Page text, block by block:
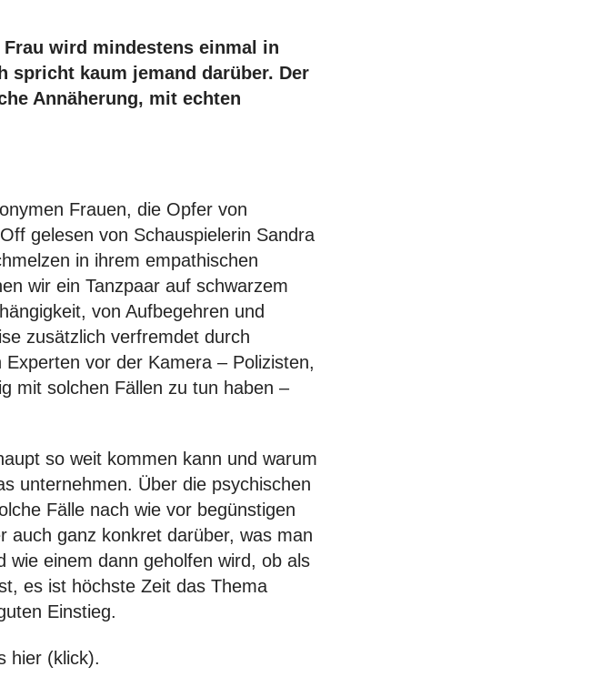
wird mindestens einmal in
spricht kaum jemand darüber. Der
Annäherung, mit echten
Frauen, die Opfer von
gelesen von Schauspielerin Sandra
in ihrem empathischen
wir ein Tanzpaar auf schwarzem
von Aufbegehren und
zusätzlich verfremdet durch
vor der Kamera – Polizisten,
mit solchen Fällen zu tun haben –
so weit kommen kann und warum
unternehmen. Über die psychischen
Fälle nach wie vor begünstigen
auch ganz konkret darüber, was man
wie einem dann geholfen wird, ob als
es ist höchste Zeit das Thema
Einstieg.
hier (klick).